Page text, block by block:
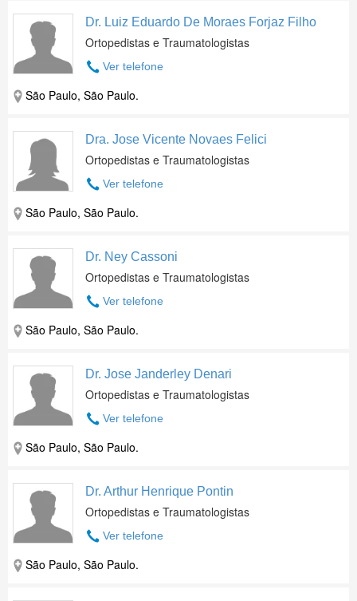
Dr. Luiz Eduardo De Moraes Forjaz Filho
Ortopedistas e Traumatologistas
Ver telefone
São Paulo, São Paulo.
Dra. Jose Vicente Novaes Felici
Ortopedistas e Traumatologistas
Ver telefone
São Paulo, São Paulo.
Dr. Ney Cassoni
Ortopedistas e Traumatologistas
Ver telefone
São Paulo, São Paulo.
Dr. Jose Janderley Denari
Ortopedistas e Traumatologistas
Ver telefone
São Paulo, São Paulo.
Dr. Arthur Henrique Pontin
Ortopedistas e Traumatologistas
Ver telefone
São Paulo, São Paulo.